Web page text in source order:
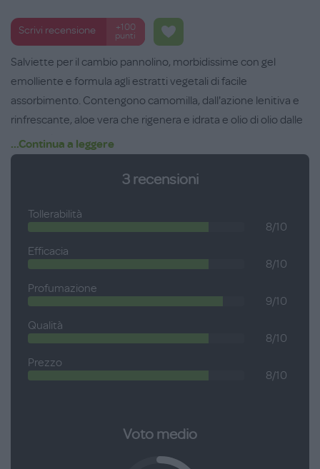
Scrivi recensione
+100
punti
Salviette per il cambio pannolino, morbidissime con gel
emolliente e formula agli estratti vegetali di facile
assorbimento. Contengono camomilla, dall'azione lenitiva e
rinfrescante, aloe vera che rigenera e idrata e olio di olio dalle
proprietà idratanti, emollienti ed antinfiammatorie. Senza
sles, sls, peg, parabeni.
...Continua a leggere
3recensioni
Tollerabilità
8/10
Efficacia
8/10
Profumazione
9/10
Qualità
8/10
Prezzo
8/10
Voto medio